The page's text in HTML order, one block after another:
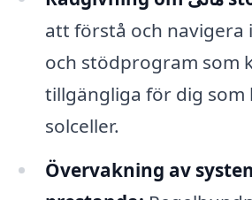
att förstå och navigera
och stödprogram som
tillgängliga för dig som
solceller.
Övervakning av